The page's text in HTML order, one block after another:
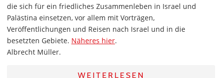
die sich für ein friedliches Zusammenleben in Israel und
Palästina einsetzen, vor allem mit Vorträgen,
Veröffentlichungen und Reisen nach Israel und in die
besetzten Gebiete. Näheres hier.
Albrecht Müller.
WEITERLESEN